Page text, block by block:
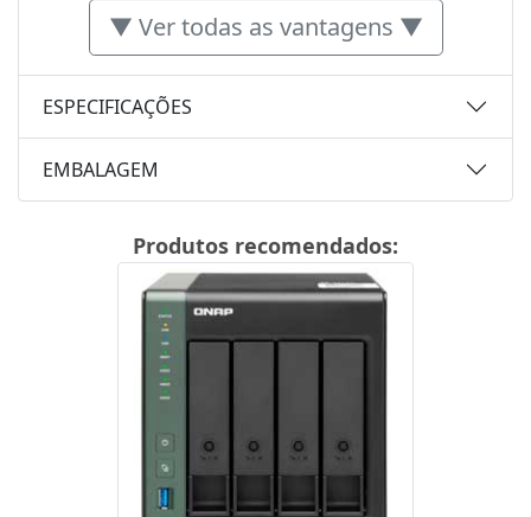
▼ Ver todas as vantagens ▼
ESPECIFICAÇÕES
EMBALAGEM
Produtos recomendados: